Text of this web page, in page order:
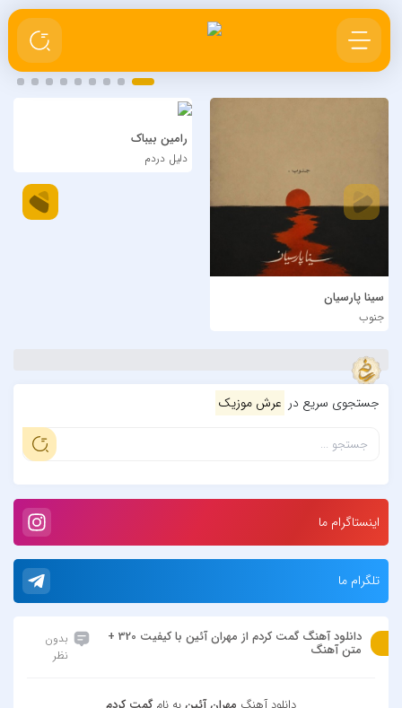
سینا پارسیان
جنوب
رامین بیباک
دلیل دردم
جستجوی سریع در عرش موزیک
اینستاگرام ما
تلگرام ما
دانلود آهنگ گمت کردم از مهران آئین با کیفیت 320 +
متن آهنگ
بدون
نظر